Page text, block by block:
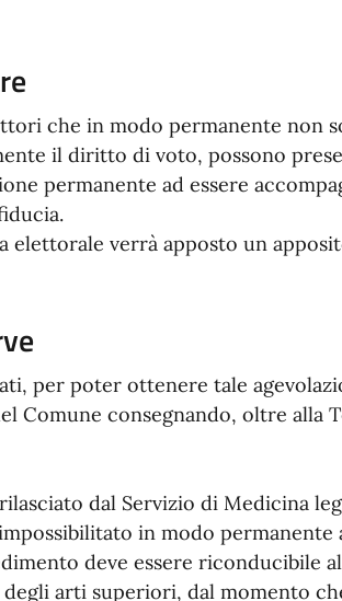
che in modo permanente non
il diritto di voto, possono
permanente ad essere
elettorale verrà apposto un
per poter ottenere tale
Comune consegnando, oltre alla
dal Servizio di Medicina
in modo
deve essere riconducibile
arti superiori, dal momento